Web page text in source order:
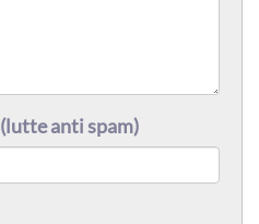
(lutte anti spam)